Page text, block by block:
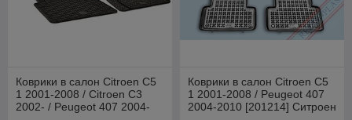
Коврики в салон Citroen C5
1 2001-2008 / Citroen C3
2002- / Peugeot 407 2004-
Коврики в салон Citroen C5
1 2001-2008 / Peugeot 407
2004-2010 [201214] Ситроен